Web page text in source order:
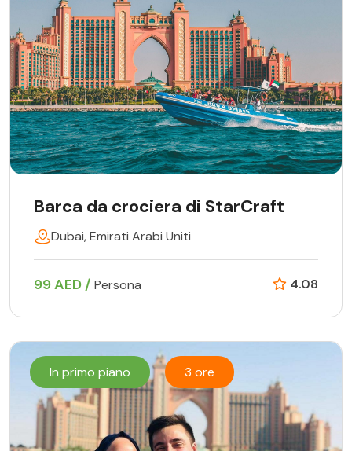
Barca da crociera di StarCraft
Dubai, Emirati Arabi Uniti
99 AED / Persona 4.08
In primo piano 3 ore